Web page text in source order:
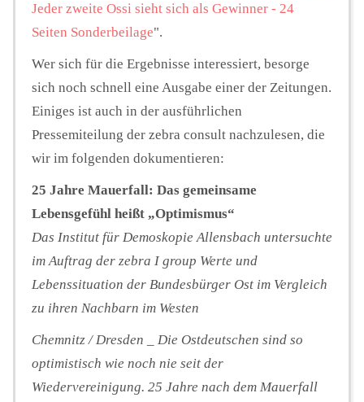
Jeder zweite Ossi sieht sich als Gewinner - 24
Seiten Sonderbeilage".
Wer sich für die Ergebnisse interessiert, besorge
sich noch schnell eine Ausgabe einer der Zeitungen.
Einiges ist auch in der ausführlichen
Pressemiteilung der zebra consult nachzulesen, die
wir im folgenden dokumentieren:
25 Jahre Mauerfall: Das gemeinsame
Lebensgefühl heißt „Optimismus“
Das Institut für Demoskopie Allensbach untersuchte
im Auftrag der zebra I group Werte und
Lebenssituation der Bundesbürger Ost im Vergleich
zu ihren Nachbarn im Westen
Chemnitz / Dresden _ Die Ostdeutschen sind so
optimistisch wie noch nie seit der
Wiedervereinigung. 25 Jahre nach dem Mauerfall